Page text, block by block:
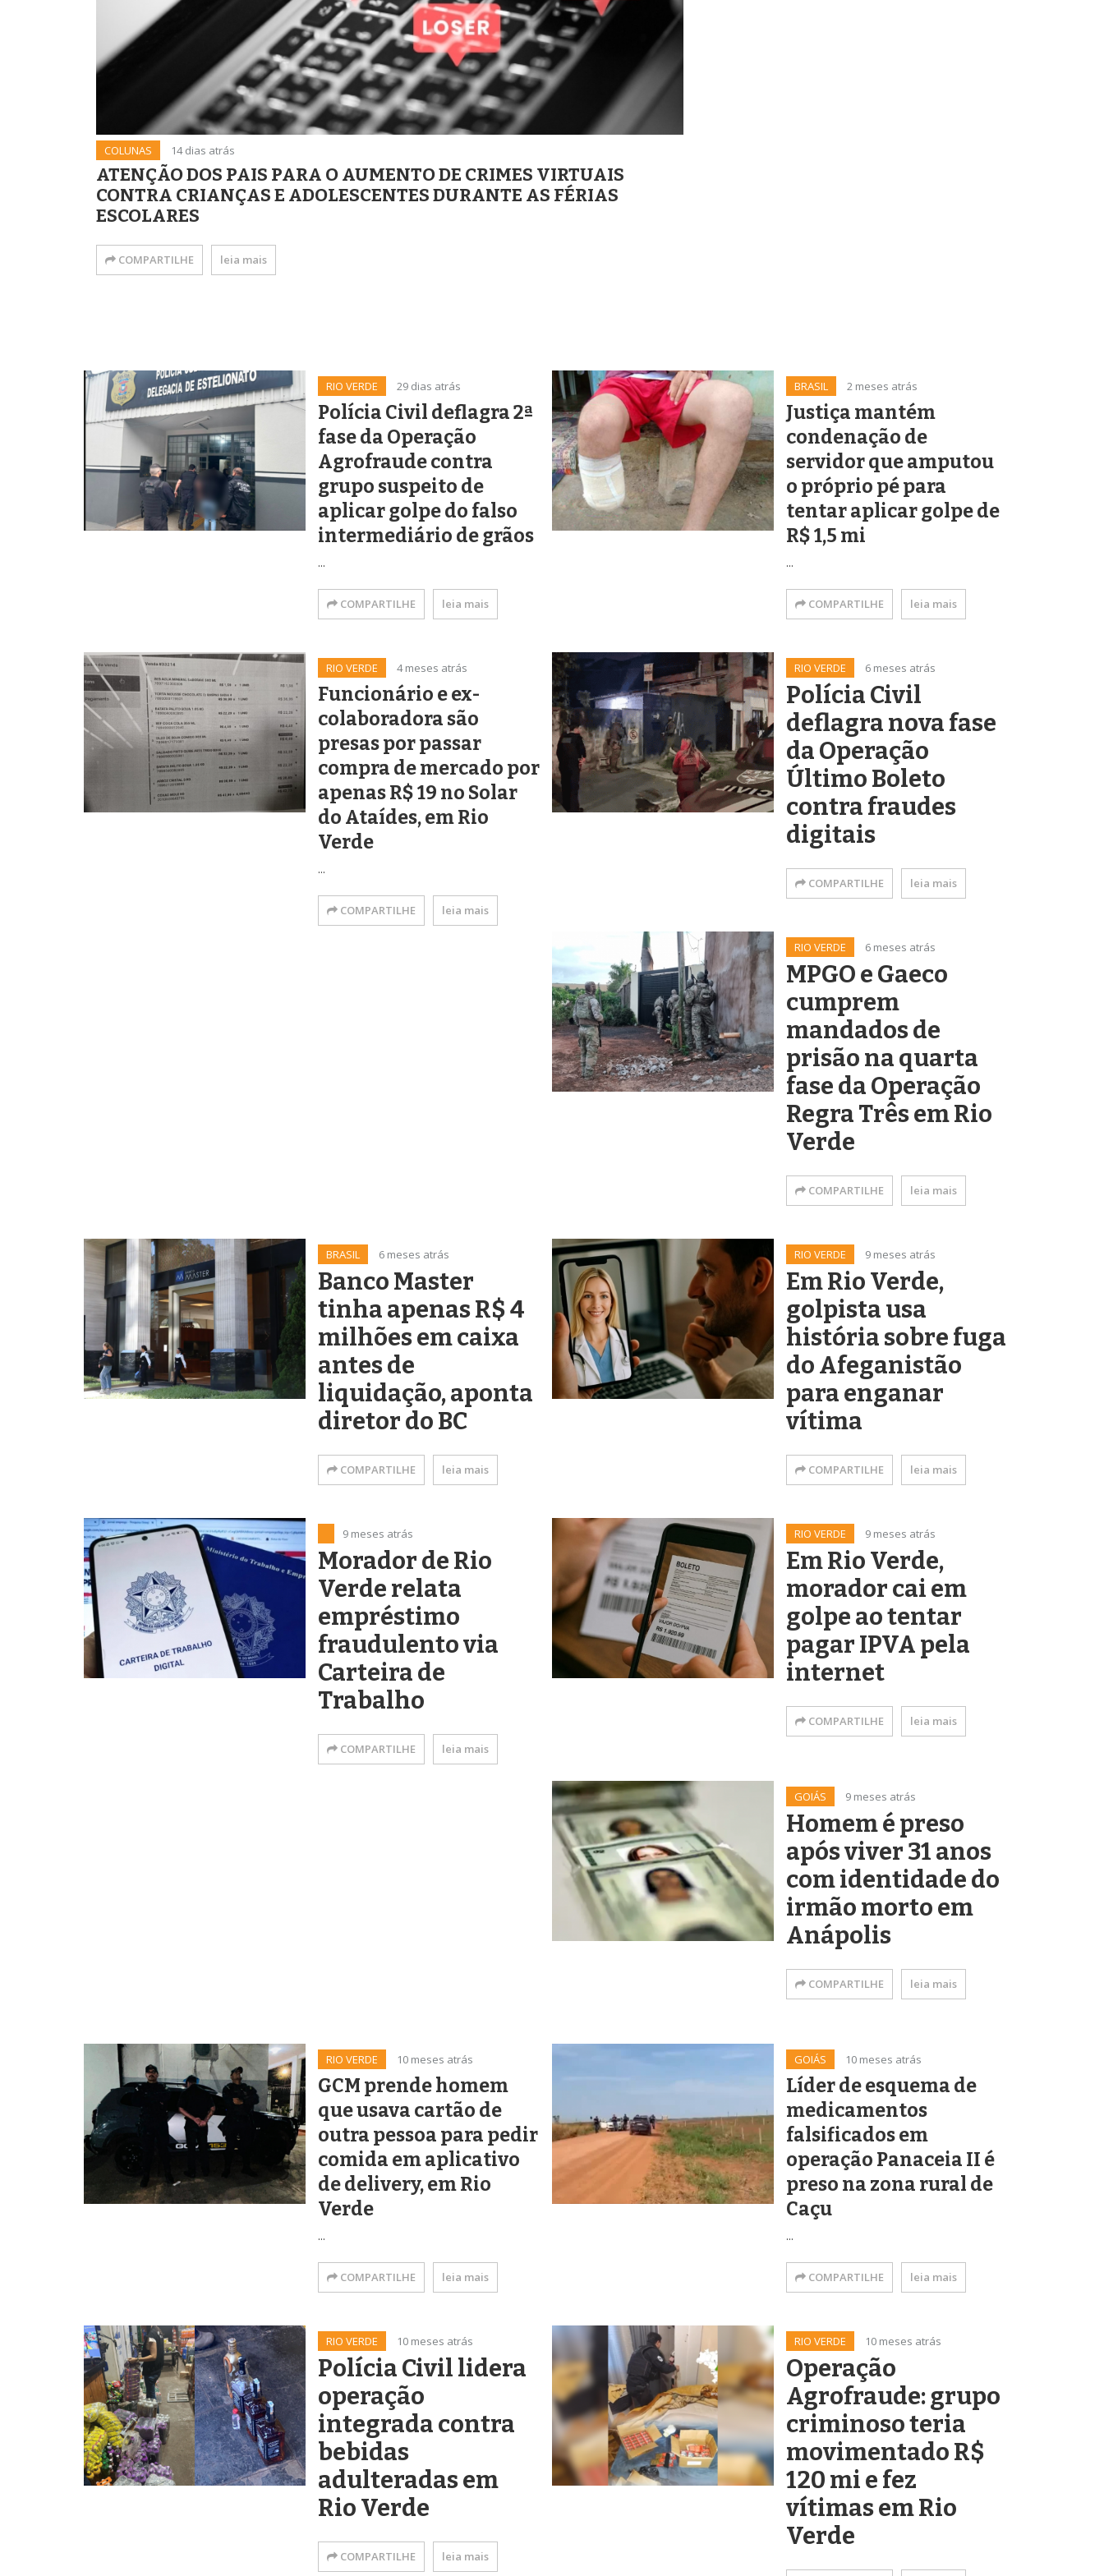
COLUNAS 14 dias atrás
ATENÇÃO DOS PAIS PARA O AUMENTO DE CRIMES VIRTUAIS
CONTRA CRIANÇAS E ADOLESCENTES DURANTE AS FÉRIAS
ESCOLARES
COMPARTILHE leia mais
RIO VERDE 29 dias atrás
Polícia Civil deflagra 2ª
fase da Operação
Agrofraude contra
grupo suspeito de
aplicar golpe do falso
intermediário de grãos
...
COMPARTILHE leia mais
BRASIL 2 meses atrás
Justiça mantém
condenação de
servidor que amputou
o próprio pé para
tentar aplicar golpe de
R$ 1,5 mi
...
COMPARTILHE leia mais
RIO VERDE 4 meses atrás
Funcionário e ex-
colaboradora são
presas por passar
compra de mercado por
apenas R$ 19 no Solar
do Ataídes, em Rio
Verde
...
COMPARTILHE leia mais
RIO VERDE 6 meses atrás
Polícia Civil
deflagra nova fase
da Operação
Último Boleto
contra fraudes
digitais
COMPARTILHE leia mais
RIO VERDE 6 meses atrás
MPGO e Gaeco
cumprem
mandados de
prisão na quarta
fase da Operação
Regra Três em Rio
Verde
COMPARTILHE leia mais
BRASIL 6 meses atrás
Banco Master
tinha apenas R$ 4
milhões em caixa
antes de
liquidação, aponta
diretor do BC
COMPARTILHE leia mais
RIO VERDE 9 meses atrás
Em Rio Verde,
golpista usa
história sobre fuga
do Afeganistão
para enganar
vítima
COMPARTILHE leia mais
9 meses atrás
Morador de Rio
Verde relata
empréstimo
fraudulento via
Carteira de
Trabalho
COMPARTILHE leia mais
RIO VERDE 9 meses atrás
Em Rio Verde,
morador cai em
golpe ao tentar
pagar IPVA pela
internet
COMPARTILHE leia mais
GOIÁS 9 meses atrás
Homem é preso
após viver 31 anos
com identidade do
irmão morto em
Anápolis
COMPARTILHE leia mais
RIO VERDE 10 meses atrás
GCM prende homem
que usava cartão de
outra pessoa para pedir
comida em aplicativo
de delivery, em Rio
Verde
...
COMPARTILHE leia mais
GOIÁS 10 meses atrás
Líder de esquema de
medicamentos
falsificados em
operação Panaceia II é
preso na zona rural de
Caçu
...
COMPARTILHE leia mais
RIO VERDE 10 meses atrás
Polícia Civil lidera
operação
integrada contra
bebidas
adulteradas em
Rio Verde
COMPARTILHE leia mais
RIO VERDE 10 meses atrás
Operação
Agrofraude: grupo
criminoso teria
movimentado R$
120 mi e fez
vítimas em Rio
Verde